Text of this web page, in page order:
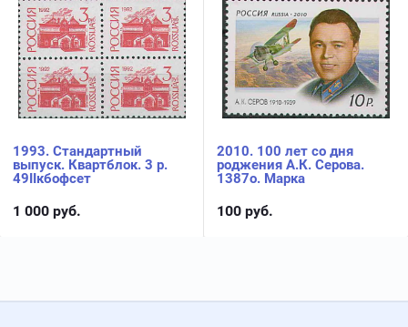
1993. Стандартный
выпуск. Квартблок. 3 р.
49IIкбофсет
1 000 руб.
2010. 100 лет со дня
роджения А.К. Серова.
1387о. Марка
100 руб.